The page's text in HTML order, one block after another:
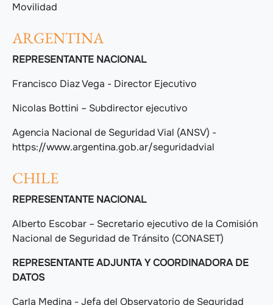
Movilidad
ARGENTINA
REPRESENTANTE NACIONAL
Francisco Diaz Vega - Director Ejecutivo
Nicolas Bottini – Subdirector ejecutivo
Agencia Nacional de Seguridad Vial (ANSV) -
https://www.argentina.gob.ar/seguridadvial
CHILE
REPRESENTANTE NACIONAL
Alberto Escobar – Secretario ejecutivo de la Comisión
Nacional de Seguridad de Tránsito (CONASET)
REPRESENTANTE ADJUNTA Y COORDINADORA DE
DATOS
Carla Medina - Jefa del Observatorio de Seguridad